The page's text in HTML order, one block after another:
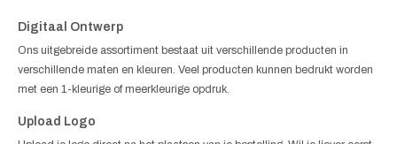
Digitaal Ontwerp
Ons uitgebreide assortiment bestaat uit verschillende producten in
verschillende maten en kleuren. Veel producten kunnen bedrukt worden
met een 1-kleurige of meerkleurige opdruk.
Upload Logo